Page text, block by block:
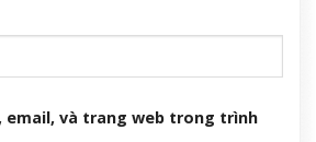
email, và trang web trong trình